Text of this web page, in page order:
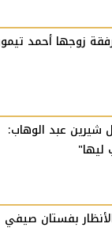
زوجها أحمد
عبد الوهاب:
بفستان صيفي